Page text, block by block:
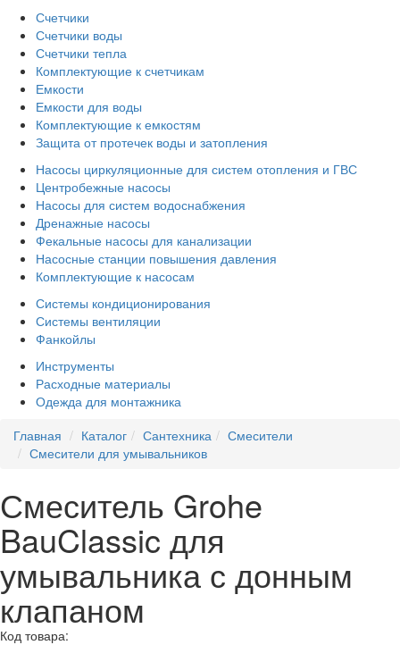
Счетчики
Счетчики воды
Счетчики тепла
Комплектующие к счетчикам
Емкости
Емкости для воды
Комплектующие к емкостям
Защита от протечек воды и затопления
Насосы циркуляционные для систем отопления и ГВС
Центробежные насосы
Насосы для систем водоснабжения
Дренажные насосы
Фекальные насосы для канализации
Насосные станции повышения давления
Комплектующие к насосам
Системы кондиционирования
Системы вентиляции
Фанкойлы
Инструменты
Расходные материалы
Одежда для монтажника
Главная
Каталог Сантехника
Смесители
Смесители для умывальников
Смеситель Grohe
BauClassic для
умывальника с донным
клапаном
Код товара: